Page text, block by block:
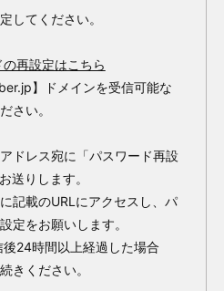
してください。
再設定はこちら
】ドメインを受信可能な
さい。
ドレス宛に「パスワード再設
送りします。
記載のURLにアクセスし、パ
定をお願いします。
24時間以上経過した場合
きください。